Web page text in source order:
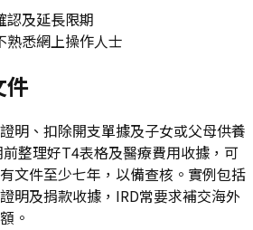
認及延長限期
熟悉網上操作人士
件
明、扣除開支單據及子女或父母供養
整理好T4表格及醫療費用收據，可
文件至少七年，以備查核。實例包括
明及捐款收據，IRD常要求補交海外
。